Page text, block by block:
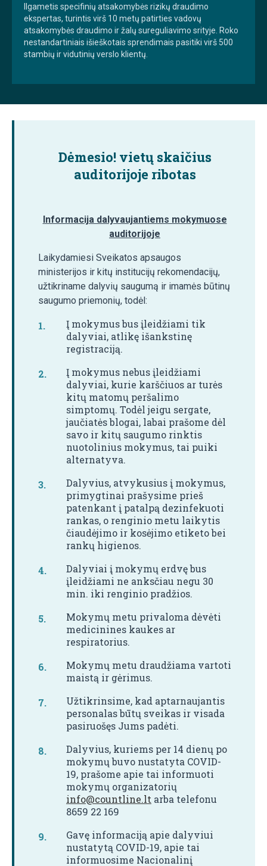
Ilgametis specifinių atsakomybės rizikų draudimo
ekspertas, turintis virš 10 metų patirties vadovų
atsakomybės draudimo ir žalų sureguliavimo srityje. Roko
nestandartiniais išieškotais sprendimais pasitiki virš 500
stambių ir vidutinių verslo klientų.
Dėmesio! vietų skaičius
auditorijoje ribotas
Informacija dalyvaujantiems mokymuose
auditorijoje
Laikydamiesi Sveikatos apsaugos
ministerijos ir kitų institucijų rekomendacijų,
užtikriname dalyvių saugumą ir imamės būtinų
saugumo priemonių, todėl:
Į mokymus bus įleidžiami tik
dalyviai, atlikę išankstinę
registraciją.
Į mokymus nebus įleidžiami
dalyviai, kurie karščiuos ar turės
kitų matomų peršalimo
simptomų. Todėl jeigu sergate,
jaučiatės blogai, labai prašome dėl
savo ir kitų saugumo rinktis
nuotolinius mokymus, tai puiki
alternatyva.
Dalyvius, atvykusius į mokymus,
primygtinai prašysime prieš
patenkant į patalpą dezinfekuoti
rankas, o renginio metu laikytis
čiaudėjimo ir kosėjimo etiketo bei
rankų higienos.
Dalyviai į mokymų erdvę bus
įleidžiami ne anksčiau negu 30
min. iki renginio pradžios.
Mokymų metu privaloma dėvėti
medicinines kaukes ar
respiratorius.
Mokymų metu draudžiama vartoti
maistą ir gėrimus.
Užtikrinsime, kad aptarnaujantis
personalas būtų sveikas ir visada
pasiruošęs Jums padėti.
Dalyvius, kuriems per 14 dienų po
mokymų buvo nustatyta COVID-
19, prašome apie tai informuoti
mokymų organizatorių
info@countline.lt arba telefonu
8659 22 169
Gavę informaciją apie dalyviui
nustatytą COVID-19, apie tai
informuosime Nacionalinį